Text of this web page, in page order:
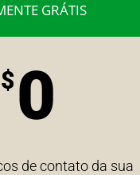
GRÁTIS
0
de contato da sua